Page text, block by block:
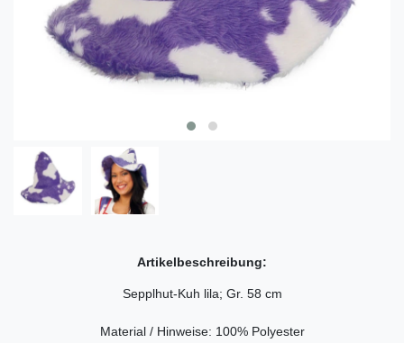
Artikelbeschreibung:
Sepplhut-Kuh lila; Gr. 58 cm
Material / Hinweise: 100% Polyester